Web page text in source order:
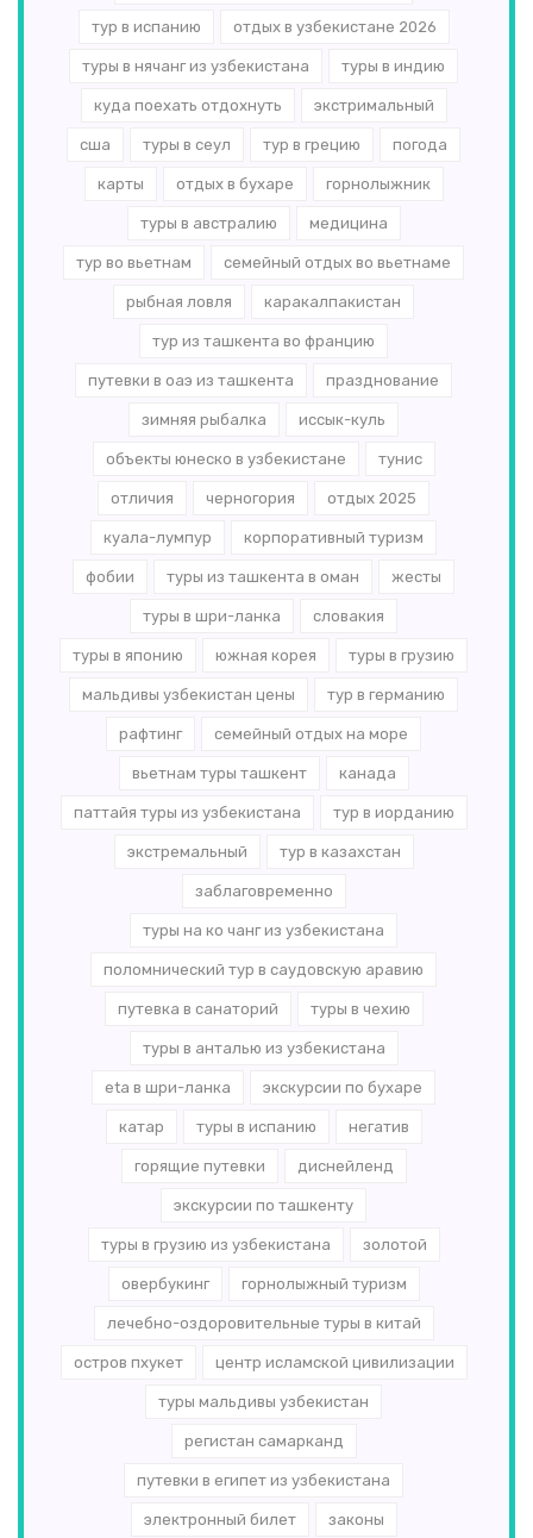
тур в испанию отдых в узбекистане 2026
туры в нячанг из узбекистана туры в индию
куда поехать отдохнуть экстримальный
сша туры в сеул тур в грецию погода
карты отдых в бухаре горнолыжник
туры в австралию медицина
тур во вьетнам семейный отдых во вьетнаме
рыбная ловля каракалпакистан
тур из ташкента во францию
путевки в оаэ из ташкента празднование
зимняя рыбалка иссык-куль
объекты юнеско в узбекистане тунис
отличия черногория отдых 2025
куала-лумпур корпоративный туризм
фобии туры из ташкента в оман жесты
туры в шри-ланка словакия
туры в японию южная корея туры в грузию
мальдивы узбекистан цены тур в германию
рафтинг семейный отдых на море
вьетнам туры ташкент канада
паттайя туры из узбекистана тур в иорданию
экстремальный тур в казахстан
заблаговременно
туры на ко чанг из узбекистана
поломнический тур в саудовскую аравию
путевка в санаторий туры в чехию
туры в анталью из узбекистана
eta в шри-ланка экскурсии по бухаре
катар туры в испанию негатив
горящие путевки диснейленд
экскурсии по ташкенту
туры в грузию из узбекистана золотой
овербукинг горнолыжный туризм
лечебно-оздоровительные туры в китай
остров пхукет центр исламской цивилизации
туры мальдивы узбекистан
регистан самарканд
путевки в египет из узбекистана
электронный билет законы